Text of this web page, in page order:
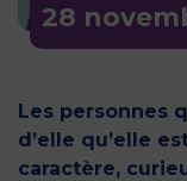
28
Les personnes
d’elle qu’elle
caractère,